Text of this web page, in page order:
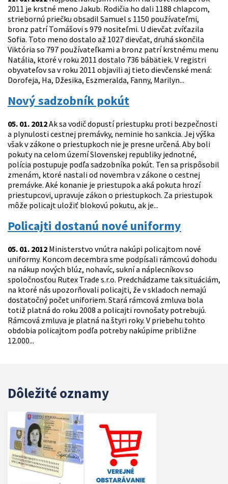
2011 je krstné meno Jakub. Rodičia ho dali 1188 chlapcom,
striebornú priečku obsadil Samuel s 1150 používateľmi,
bronz patrí Tomášovi s 979 nositeľmi. U dievčat zvíťazila
Sofia. Toto meno dostalo až 1027 dievčat, druhá skončila
Viktória so 797 používateľkami a bronz patrí krstnému menu
Natália, ktoré v roku 2011 dostalo 736 bábätiek. V registri
obyvateľov sa v roku 2011 objavili aj tieto dievčenské mená:
Dorofeja, Ha, Džesika, Eszmeralda, Fanny, Marilyn...
Nový sadzobník pokút
05. 01. 2012Ak sa vodič dopustí priestupku proti bezpečnosti
a plynulosti cestnej premávky, neminie ho sankcia. Jej výška
však v zákone o priestupkoch nie je presne určená. Aby boli
pokuty na celom území Slovenskej republiky jednotné,
polícia postupuje podľa sadzobníka pokút. Ten sa prispôsobil
zmenám, ktoré nastali od novembra v zákone o cestnej
premávke. Aké konanie je priestupok a aká pokuta hrozí
priestupcovi, upravuje zákon o priestupkoch. Za priestupok
môže policajt uložiť blokovú pokutu, ak je...
Policajti dostanú nové uniformy
05. 01. 2012 Ministerstvo vnútra nakúpi policajtom nové
uniformy. Koncom decembra sme podpísali rámcovú dohodu
na nákup nových blúz, nohavíc, sukní a náplecníkov so
spoločnosťou Rutex Trade s.r.o. Predchádzame tak situáciám,
na ktoré nás upozorňovali policajti, že v skladoch nemajú
dostatočný počet uniforiem. Stará rámcová zmluva bola
totiž platná do roku 2008 a policajti rovnošaty potrebujú.
Rámcová zmluva je platná na štyri roky. V priebehu tohto
obdobia policajtom podľa potreby nakúpime približne
12.000...
Dôležité oznamy